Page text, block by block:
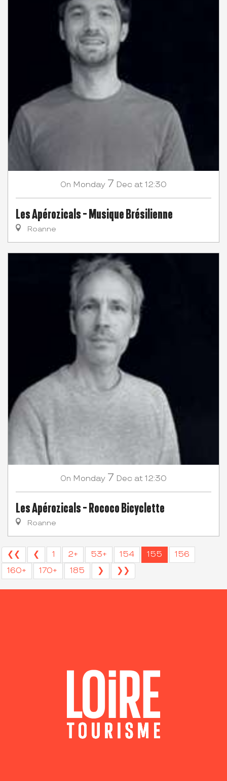
On Monday 7 Dec at 12:30
Les Apérozicals - Musique Brésilienne
Roanne
On Monday 7 Dec at 12:30
Les Apérozicals - Rococo Bicyclette
Roanne
❮❮ ❮ 1 2+ 53+ 154 155
156
160+
170+ 185 ❯ ❯❯